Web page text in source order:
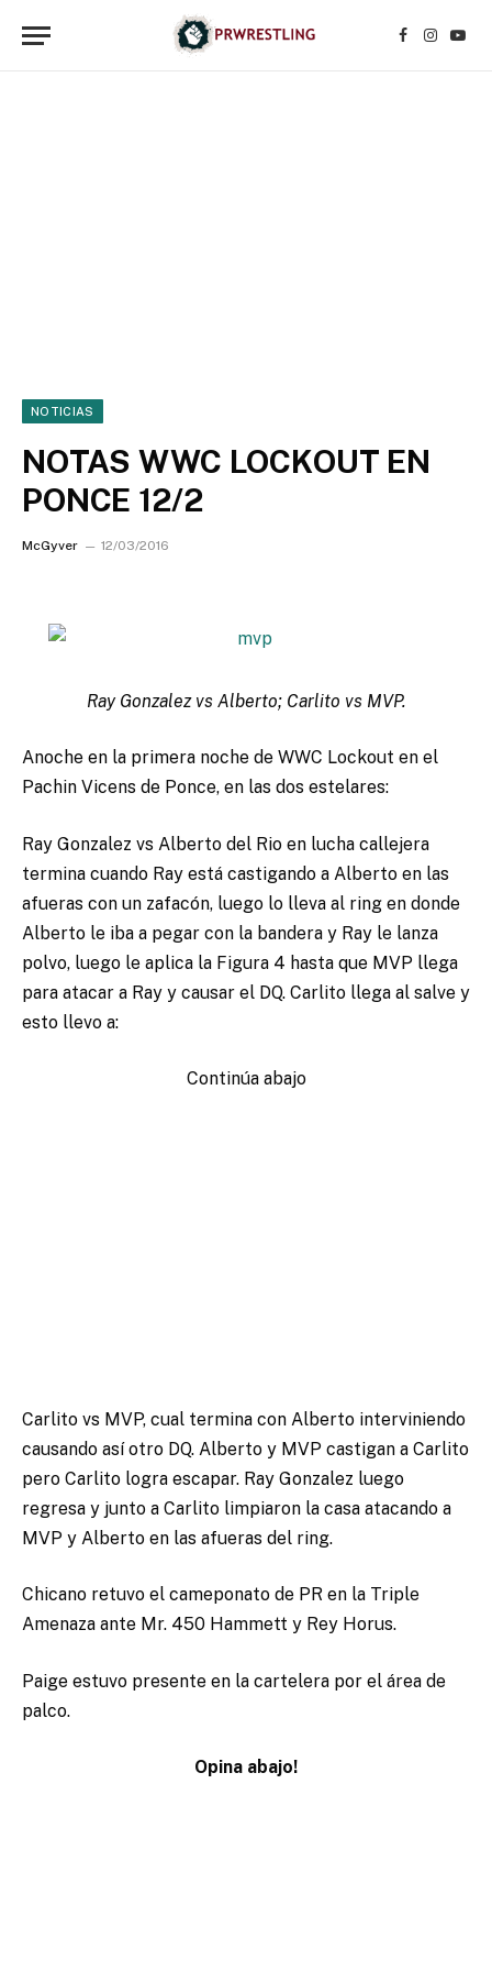
Facebook
NOTICIAS
NOTAS WWC LOCKOUT EN
PONCE 12/2
McGyver 12/03/2016
Ray Gonzalez vs Alberto; Carlito vs MVP.
Anoche en la primera noche de WWC Lockout en el
Pachin Vicens de Ponce, en las dos estelares:
Ray Gonzalez vs Alberto del Rio en lucha callejera
termina cuando Ray está castigando a Alberto en las
afueras con un zafacón, luego lo lleva al ring en donde
Alberto le iba a pegar con la bandera y Ray le lanza
polvo, luego le aplica la Figura 4 hasta que MVP llega
para atacar a Ray y causar el DQ. Carlito llega al salve y
esto llevo a:
Continúa abajo
Carlito vs MVP, cual termina con Alberto interviniendo
causando así otro DQ. Alberto y MVP castigan a Carlito
pero Carlito logra escapar. Ray Gonzalez luego
regresa y junto a Carlito limpiaron la casa atacando a
MVP y Alberto en las afueras del ring.
Chicano retuvo el cameponato de PR en la Triple
Amenaza ante Mr. 450 Hammett y Rey Horus.
Paige estuvo presente en la cartelera por el área de
palco.
Opina abajo!